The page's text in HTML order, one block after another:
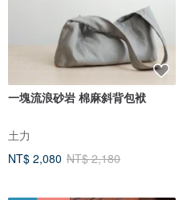
一塊流浪砂岩 棉麻斜背包袱
土力
NT$ 2,080 NT$ 2,180